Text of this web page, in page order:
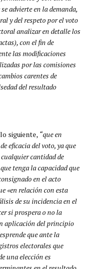
advierte en la demanda,
y del respeto por el voto
analizar en detalle los
con el fin de
las modificaciones
por las comisiones
carentes de
del resultado
siguiente, “que en
eficacia del voto, ya que
cantidad de
tenga la capacidad que
en el acto
«en relación con esta
de su incidencia en el
si prospera o no la
aplicación del principio
que ante la
electorales que
una elección es